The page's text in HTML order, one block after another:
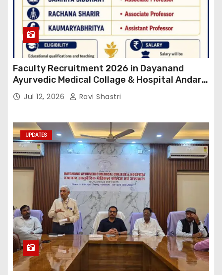
Faculty Recruitment 2026 in Dayanand
Ayurvedic Medical Collage & Hospital Andar
Road ,Siwan
Jul 12, 2026 Ravi Shastri
UPDATES